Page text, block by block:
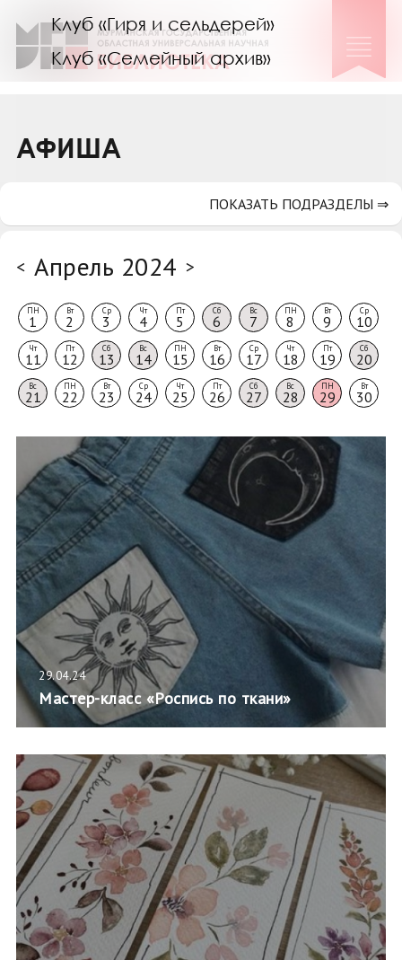
Клуб «Гиря и сельдерей»
Клуб «Семейный архив»
Коллегам
АФИША
< Апрель 2024 >
ПН
1
Вт
2
Ср
3
Чт
4
Пт
5
Сб
6
Вс
7
ПН
8
Вт
9
Ср
10
Чт
11
Пт
12
Сб
13
Вс
14
ПН
15
Вт
16
Ср
17
Чт
18
Пт
19
Сб
20
Вс
21
ПН
22
Вт
23
Ср
24
Чт
25
Пт
26
Сб
27
Вс
28
ПН
29
Вт
30
29.04.24
Мастер-класс «Роспись по ткани»
ПОКАЗАТЬ ПОДРАЗДЕЛЫ ⇒